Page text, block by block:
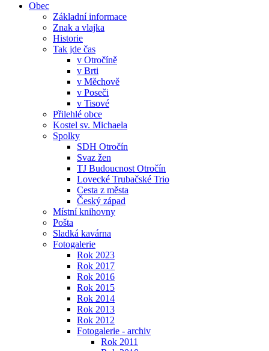
Obec
Základní informace
Znak a vlajka
Historie
Tak jde čas
v Otročíně
v Brti
v Měchově
v Poseči
v Tisové
Přilehlé obce
Kostel sv. Michaela
Spolky
SDH Otročín
Svaz žen
TJ Budoucnost Otročín
Lovecké Trubačské Trio
Cesta z města
Český západ
Místní knihovny
Pošta
Sladká kavárna
Fotogalerie
Rok 2023
Rok 2017
Rok 2016
Rok 2015
Rok 2014
Rok 2013
Rok 2012
Fotogalerie - archiv
Rok 2011